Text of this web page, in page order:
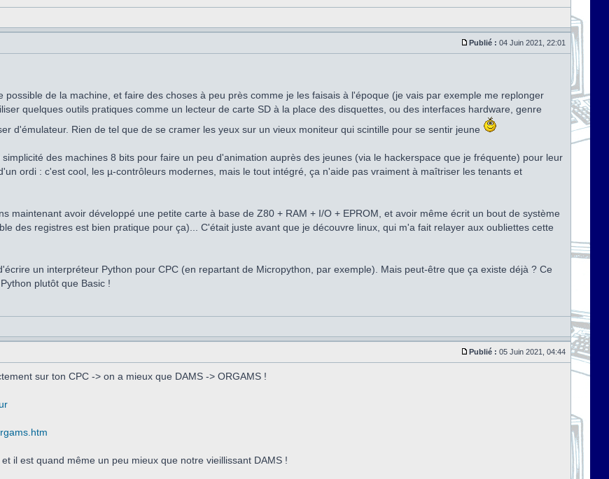
Publié : 04 Juin 2021, 22:01
possible de la machine, et faire des choses à peu près comme je les faisais à l'époque (je vais par exemple me replonger
quelques outils pratiques comme un lecteur de carte SD à la place des disquettes, ou des interfaces hardware, genre
d'émulateur. Rien de tel que de se cramer les yeux sur un vieux moniteur qui scintille pour se sentir jeune
des machines 8 bits pour faire un peu d'animation auprès des jeunes (via le hackerspace que je fréquente) pour leur
ordi : c'est cool, les µ-contrôleurs modernes, mais le tout intégré, ça n'aide pas vraiment à maîtriser les tenants et
maintenant avoir développé une petite carte à base de Z80 + RAM + I/O + EPROM, et avoir même écrit un bout de système
des registres est bien pratique pour ça)... C'était juste avant que je découvre linux, qui m'a fait relayer aux oubliettes cette
un interpréteur Python pour CPC (en repartant de Micropython, par exemple). Mais peut-être que ça existe déjà ? Ce
plutôt que Basic !
Publié : 05 Juin 2021, 04:44
sur ton CPC -> on a mieux que DAMS -> ORGAMS !
il est quand même un peu mieux que notre vieillissant DAMS !